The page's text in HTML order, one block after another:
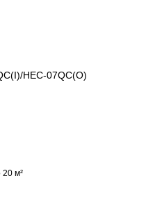
HEC-07QC(O)
20 м²